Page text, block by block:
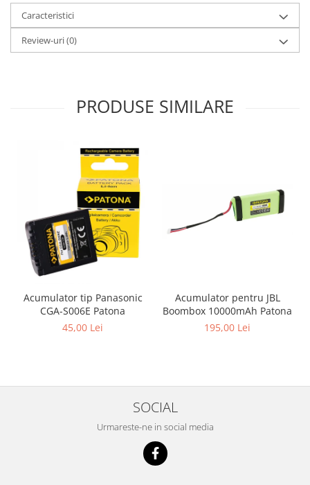
Caracteristici
Review-uri(0)
PRODUSE SIMILARE
Acumulator tip Panasonic
CGA-S006E Patona
45,00 Lei
Acumulator pentru JBL
Boombox 10000mAh Patona
195,00 Lei
SOCIAL
Urmareste-ne in social media